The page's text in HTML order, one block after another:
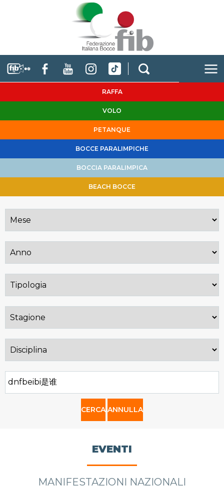
RAFFA
VOLO
PETANQUE
BOCCE PARALIMPICHE
BOCCIA PARALIMPICA
BEACH BOCCE
CERCA ANNULLA
EVENTI
MANIFESTAZIONI NAZIONALI